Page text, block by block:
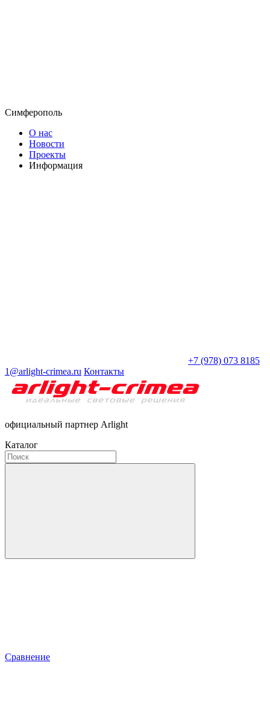
Симферополь
О нас
Новости
Проекты
Информация
+7 (978) 073 8185
1@arlight-crimea.ru Контакты
официальный партнер Arlight
Каталог
Сравнение